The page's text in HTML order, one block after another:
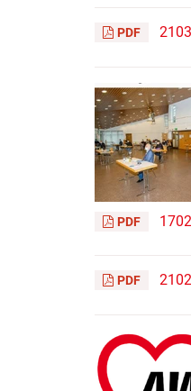
PDF
PDF
PDF